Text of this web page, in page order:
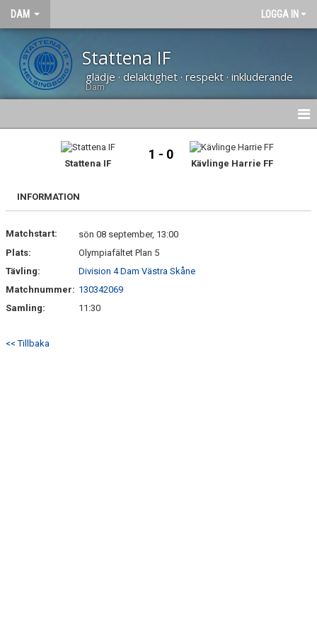
DAM LOGGA IN
Stattena IF
glädje · delaktighet · respekt · inkluderande
Dam
KALENDER
TRUPPEN
MATCHER
Stattena IF
1 - 0
Kävlinge Harrie FF
INFORMATION
Matchstart:
sön 08 september, 13:00
Plats:
Olympiafältet Plan 5
Tävling:
Division 4 Dam Västra Skåne
Matchnummer: 130342069
Samling:
11:30
<< Tillbaka